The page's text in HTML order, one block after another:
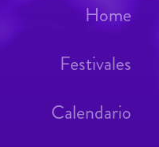
Home
Festivales
Calendario